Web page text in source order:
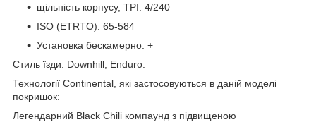
щільність корпусу, TPI: 4/240
ISO (ETRTO): 65-584
Установка бескамерно: +
Стиль їзди: Downhill, Enduro.
Технології Continental, які застосовуються в даній моделі
покришок:
Легендарний Black Chili компаунд з підвищеною